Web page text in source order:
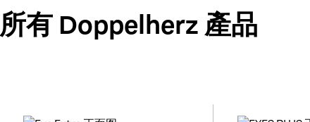
所有 Doppelherz 產品